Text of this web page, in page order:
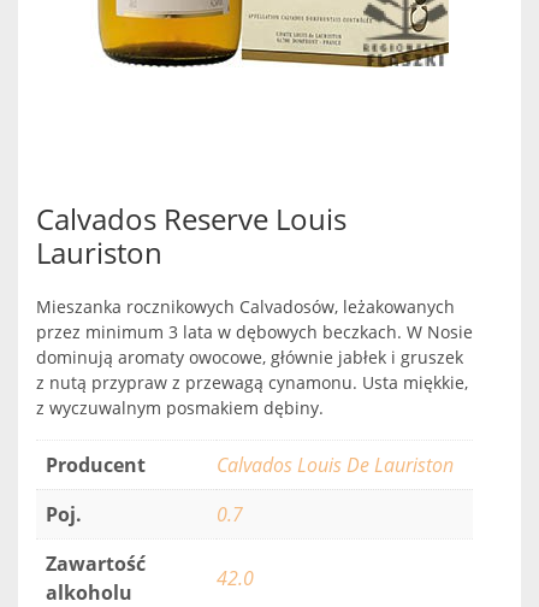
Calvados Reserve Louis
Lauriston
Mieszanka rocznikowych Calvadosów, leżakowanych
przez minimum 3 lata w dębowych beczkach. W Nosie
dominują aromaty owocowe, głównie jabłek i gruszek
z nutą przypraw z przewagą cynamonu. Usta miękkie,
z wyczuwalnym posmakiem dębiny.
Producent
Calvados Louis De Lauriston
Poj.
0.7
Zawartość
alkoholu
42.0